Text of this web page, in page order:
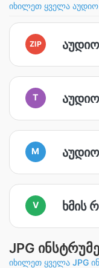
იხილეთ ყველა აუდიო
ZIP
T
M
V ხმის
JPG
იხილეთ ყველა JPG